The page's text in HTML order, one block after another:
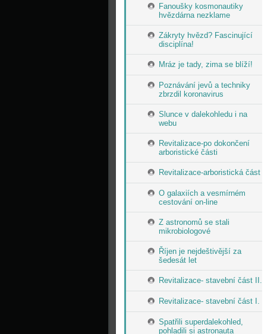
Fanoušky kosmonautiky
hvězdárna nezklame
Zákryty hvězd? Fascinující
disciplína!
Mráz je tady, zima se blíží!
Poznávání jevů a techniky
zbrzdil koronavirus
Slunce v dalekohledu i na
webu
Revitalizace-po dokončení
arboristické části
Revitalizace-arboristická část
O galaxiích a vesmírném
cestování on-line
Z astronomů se stali
mikrobiologové
Říjen je nejdeštivější za
šedesát let
Revitalizace- stavební část II.
Revitalizace- stavební část I.
Spatřili superdalekohled,
pohladili si astronauta